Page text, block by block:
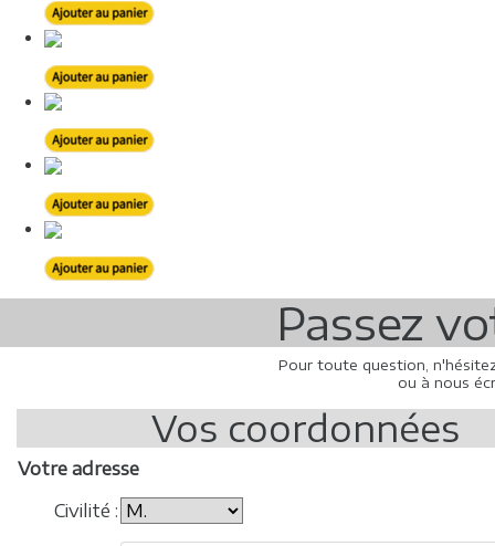
Passez
Pour toute question,
ou à nous
Vos coordonnées
Votre adresse
Civilité :